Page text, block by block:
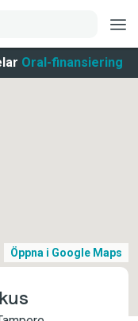
Oral-finansiering
Öppna i Google Maps